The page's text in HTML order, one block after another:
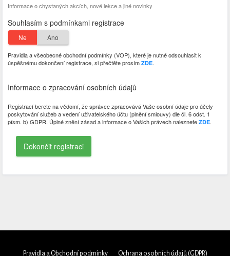
Informace o chystaných akcích, nové lekce a jiné novinky
Souhlasím s podmínkami registrace
Ne Ano
Pravidla a všeobecné obchodní podmínky (VOP), které je nutné odsouhlasit k
úspěšnému dokončení registrace, si přečtěte prosím ZDE.
Informace o zpracování osobních údajů
Registrací berete na vědomí, že správce zpracovává Vaše osobní údaje pro účely
poskytování služeb a vedení uživatelského účtu (plnění smlouvy) dle čl. 6 odst. 1
písm. b) GDPR. Úplné znění zásad a informace o Vašich právech naleznete ZDE.
Dokončit registraci
Pravidla a Obchodní podmínky Ochrana osobních údajů (GDPR)